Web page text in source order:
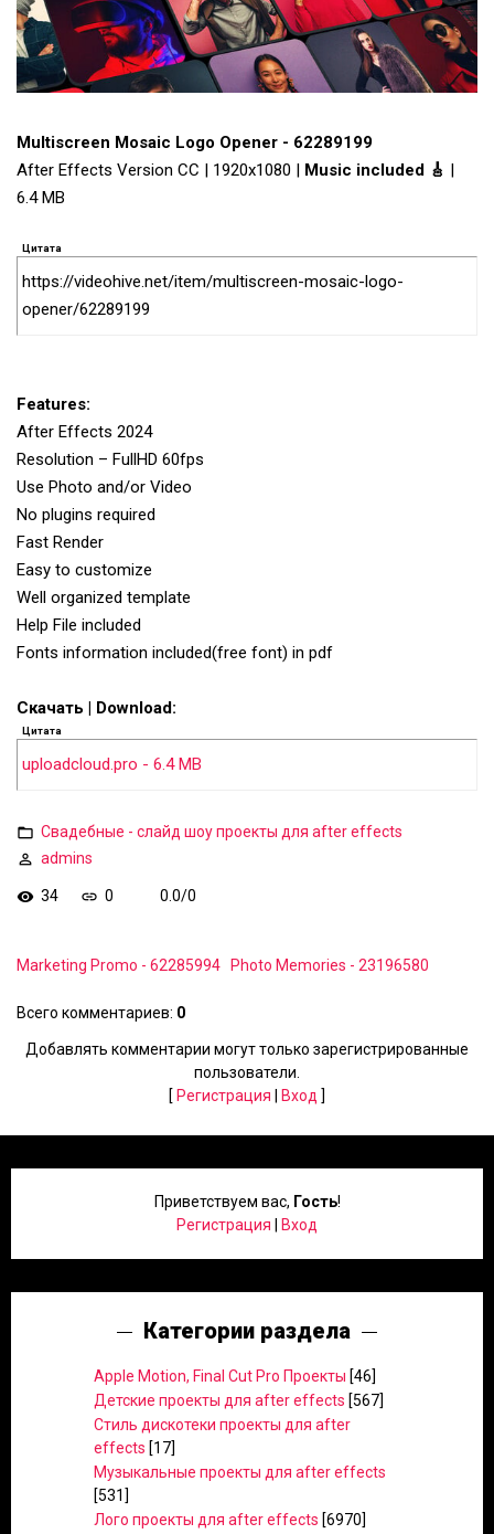
Multiscreen Mosaic Logo Opener - 62289199
After Effects Version CC | 1920x1080 | Music included 🎸 |
6.4 MB
Цитата
https://videohive.net/item/multiscreen-mosaic-logo-
opener/62289199
Features:
After Effects 2024
Resolution – FullHD 60fps
Use Photo and/or Video
No plugins required
Fast Render
Easy to customize
Well organized template
Help File included
Fonts information included(free font) in pdf
Скачать | Download:
Цитата
uploadcloud.pro - 6.4 MB
Свадебные - слайд шоу проекты для after effects
admins
34 0 0.0/0
Marketing Promo - 62285994 Photo Memories - 23196580
Всего комментариев: 0
Добавлять комментарии могут только зарегистрированные
пользователи.
[ Регистрация Вход ]
Приветствуем вас, Гость!
Регистрация
Вход
Категории раздела
Apple Motion, Final Cut Pro Проекты [46]
Детские проекты для after effects [567]
Стиль дискотеки проекты для after
effects [17]
Музыкальные проекты для after effects
[531]
Лого проекты для after effects [6970]